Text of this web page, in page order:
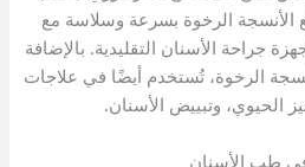
قطع الأنسجة الرخوة بسرعة وسلاسة مع
جراحة الأسنان التقليدية. بالإضافة
الرخوة، تُستخدم أيضًا في علاجات
الحيوي، وتبييض الأسنان.
طب الأسنان